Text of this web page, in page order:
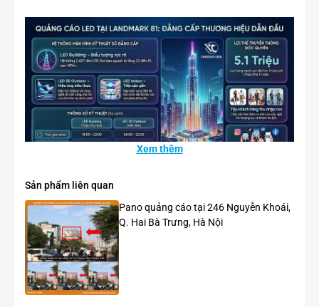
Sự trỗi dậy của công nghệ 3D Naked-eye tại
“Nóc nhà” Việt Nam
Trong bối cảnh thị trường quảng cáo đang bão hòa bởi sự
phân tán thông tin, việc tạo ra một điểm chạm mang tính đột
phá là yếu tố sống còn của nhãn hàng. Để vượt qua ngưỡng
“miễn nhiễm quảng cáo” của người tiêu dùng, các chiến dịch
Xem thêm
Sản phẩm liên quan
Pano quảng cáo tại 246 Nguyễn Khoái,
Q. Hai Bà Trưng, Hà Nội